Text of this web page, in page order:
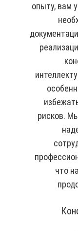
опыту, вам
рисков.
что